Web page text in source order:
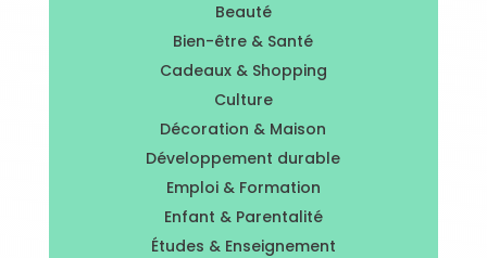
Beauté
Bien-être & Santé
Cadeaux & Shopping
Culture
Décoration & Maison
Développement durable
Emploi & Formation
Enfant & Parentalité
Études & Enseignement